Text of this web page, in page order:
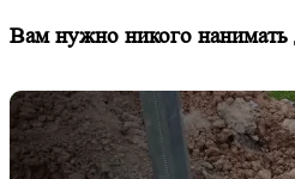
Вам нужно никого нанимать